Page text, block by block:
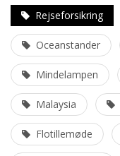
Rejseforsikring
Oceanstander
Mindelampen
Malaysia
Flotillemøde